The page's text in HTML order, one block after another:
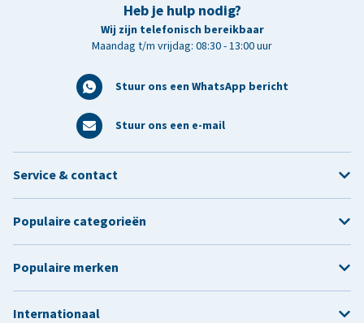
Heb je hulp nodig?
Wij zijn telefonisch bereikbaar
Maandag t/m vrijdag: 08:30 - 13:00 uur
Stuur ons een WhatsApp bericht
Stuur ons een e-mail
Service & contact
Populaire categorieën
Populaire merken
Internationaal